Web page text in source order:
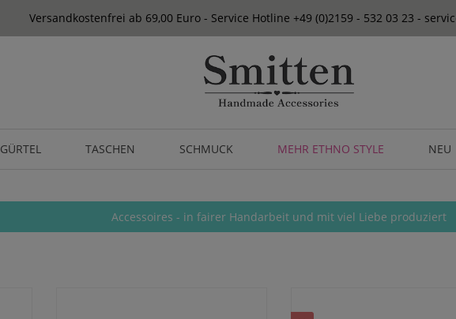
Versandkostenfrei ab 69,00 Euro - Service Hotline +49 (0)2159 - 532 03 23 -
GÜRTEL TASCHEN SCHMUCK MEHR ETHNO STYLE NEU
Accessoires - in fairer Handarbeit und mit viel Liebe produziert